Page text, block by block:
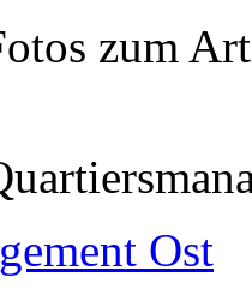
zum
Ost